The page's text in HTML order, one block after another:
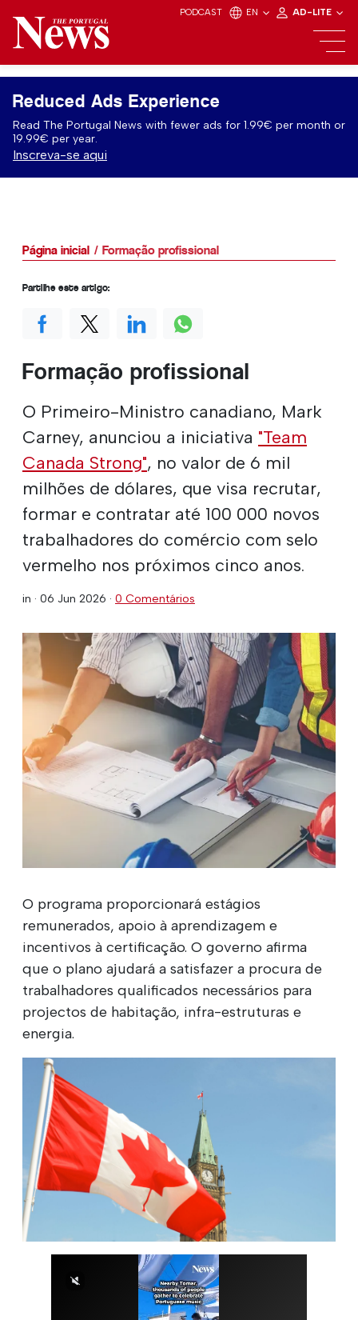
PODCAST EN AD-LITE
Reduced Ads Experience
Read The Portugal News with fewer ads for 1.99€ per month or
19.99€ per year.
Inscreva-se aqui
Página inicial Formação profissional
Formação profissional
O Primeiro-Ministro canadiano, Mark
Carney, anunciou a iniciativa "Team
Canada Strong", no valor de 6 mil
milhões de dólares, que visa recrutar,
formar e contratar até 100 000 novos
trabalhadores do comércio com selo
vermelho nos próximos cinco anos.
in · 06 Jun 2026 · 0 Comentários
O programa proporcionará estágios
remunerados, apoio à aprendizagem e
incentivos à certificação. O governo afirma
que o plano ajudará a satisfazer a procura de
trabalhadores qualificados necessários para
projectos de habitação, infra-estruturas e
energia.
Partilhe este artigo: